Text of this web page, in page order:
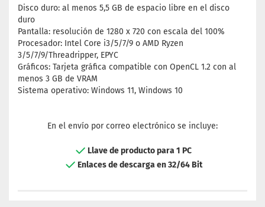
Disco duro: al menos 5,5 GB de espacio libre en el disco
duro
Pantalla: resolución de 1280 x 720 con escala del 100%
Procesador: Intel Core i3/5/7/9 o AMD Ryzen
3/5/7/9/Threadripper, EPYC
Gráficos: Tarjeta gráfica compatible con OpenCL 1.2 con al
menos 3 GB de VRAM
Sistema operativo: Windows 11, Windows 10
En el envío por correo electrónico se incluye:
Llave de producto para 1 PC
Enlaces de descarga en 32/64 Bit